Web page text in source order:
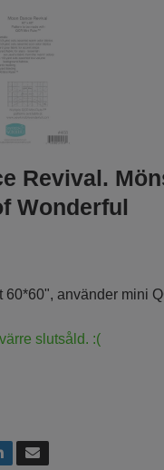
Revival.
Wonderful
60*60", använder mini
slutsåld. :(